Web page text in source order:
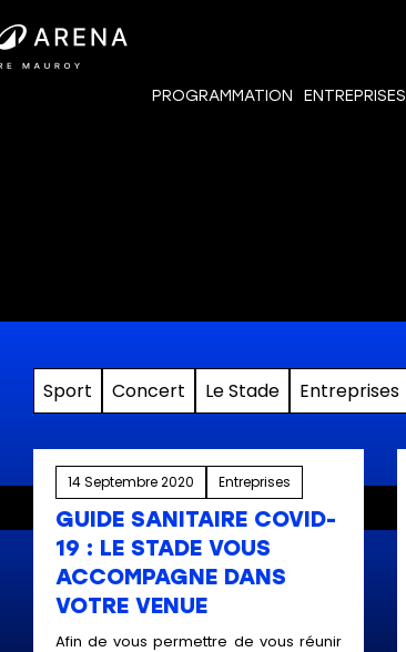
PROGRAMMATION ENTREPRISES
Sport Concert Le Stade Entreprises
14 Septembre 2020 Entreprises
GUIDE SANITAIRE COVID-
19 : LE STADE VOUS
ACCOMPAGNE DANS
VOTRE VENUE
Afin de vous permettre de vous réunir